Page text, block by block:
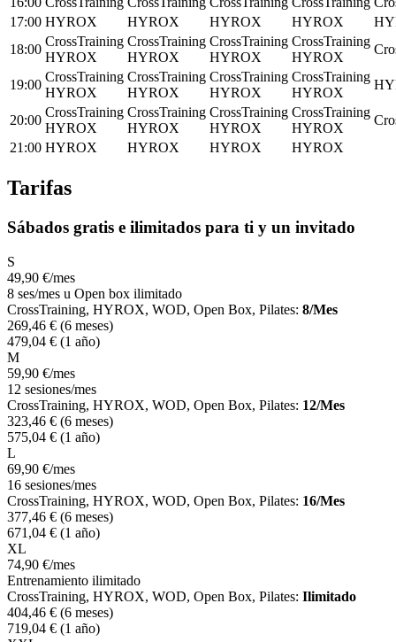
17:00 HYROX HYROX HYROX HYROX
18:00
CrossTraining
HYROX
CrossTraining
HYROX
CrossTraining
HYROX
CrossTraining
HYROX
19:00
CrossTraining
HYROX
CrossTraining
HYROX
CrossTraining
HYROX
CrossTraining
HYROX
20:00
CrossTraining
HYROX
CrossTraining
HYROX
CrossTraining
HYROX
CrossTraining
HYROX
21:00 HYROX HYROX HYROX HYROX
Tarifas
Sábados gratis e ilimitados para ti y un invitado
S
49,90 €/mes
8 ses/mes u Open box ilimitado
CrossTraining, HYROX, WOD, Open Box, Pilates: 8/Mes
269,46 € (6 meses)
479,04 € (1 año)
M
59,90 €/mes
12 sesiones/mes
CrossTraining, HYROX, WOD, Open Box, Pilates: 12/Mes
323,46 € (6 meses)
575,04 € (1 año)
L
69,90 €/mes
16 sesiones/mes
CrossTraining, HYROX, WOD, Open Box, Pilates: 16/Mes
377,46 € (6 meses)
671 ,04 € (1 año)
XL
74,90 €/mes
Entrenamiento ilimitado
CrossTraining, HYROX, WOD, Open Box, Pilates: Ilimitado
404,46 € (6 meses)
719,04 € (1 año)